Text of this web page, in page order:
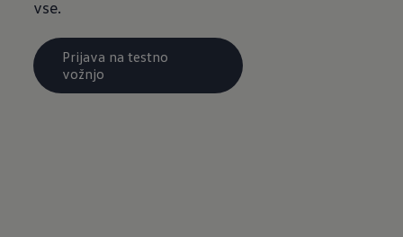
vse.
Prijava na testno
vožnjo